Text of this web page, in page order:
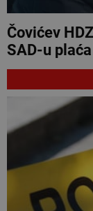
Čovićev
SAD-u